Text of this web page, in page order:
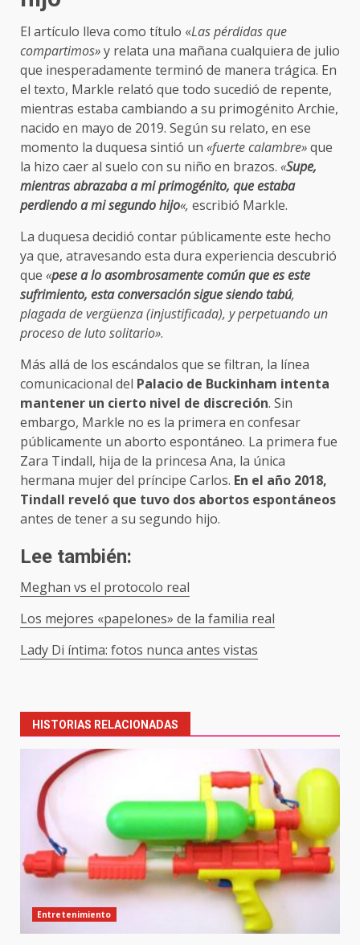
El artículo lleva como título «Las pérdidas que
compartimos»y relata una mañana cualquiera de julio
que inesperadamente terminó de manera trágica. En
el texto, Markle relató que todo sucedió de repente,
mientras estaba cambiando a su primogénito Archie,
nacido en mayo de 2019. Según su relato, en ese
momento la duquesa sintió un «fuerte calambre»que
la hizo caer al suelo con su niño en brazos. «Supe,
mientras abrazaba a mi primogénito, que estaba
perdiendo a mi segundo hijo«, escribió Markle.
La duquesa decidió contar públicamente este hecho
ya que, atravesando esta dura experiencia descubrió
que «pese a lo asombrosamente común que es este
sufrimiento, esta conversación sigue siendo tabú,
plagada de vergüenza (injustificada), y perpetuando un
proceso de luto solitario».
Más allá de los escándalos que se filtran, la línea
comunicacional del Palacio de Buckinham intenta
mantener un cierto nivel de discreción. Sin
embargo, Markle no es la primera en confesar
públicamente un aborto espontáneo. La primera fue
Zara Tindall, hija de la princesa Ana, la única
hermana mujer del príncipe Carlos. En el año 2018,
Tindall reveló que tuvo dos abortos espontáneos
antes de tener a su segundo hijo.
Lee también:
Meghan vs el protocolo real
Los mejores «papelones» de la familia real
Lady Di íntima: fotos nunca antes vistas
navigation
HISTORIAS RELACIONADAS
Entretenimiento